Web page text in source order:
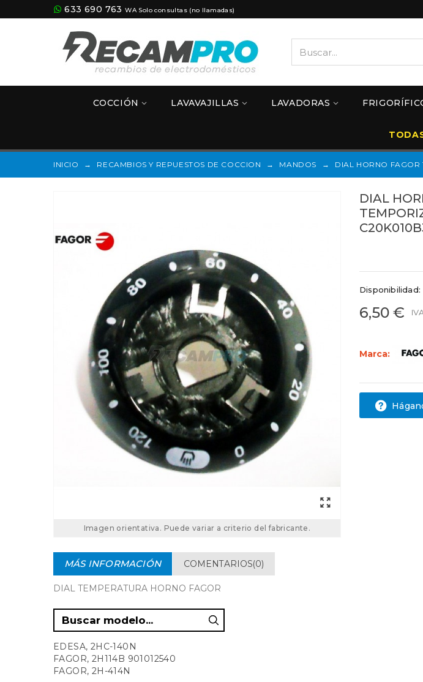
633 690 763 WA Solo consultas (no llamadas)
COCCIÓN LAVAVAJILLAS LAVADORAS
INICIO → RECAMBIOS Y REPUESTOS DE COCCION → MANDOS → DIAL HORNO
Imagen orientativa. Puede variar a criterio del fabricante.
DIAL
Disponibilidad:
6,50 €
Marca:
MÁS INFORMACIÓN COMENTARIOS(0)
DIAL TEMPERATURA HORNO FAGOR
EDESA, 2HC-140N
FAGOR, 2H114B 901012540
FAGOR, 2H-414N